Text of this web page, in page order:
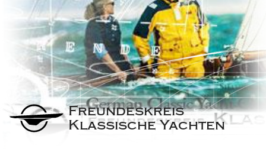
Freundeskreis
Klassische Yachten